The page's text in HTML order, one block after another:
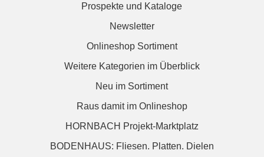
Prospekte und Kataloge
Newsletter
Onlineshop Sortiment
Weitere Kategorien im Überblick
Neu im Sortiment
Raus damit im Onlineshop
HORNBACH Projekt-Marktplatz
BODENHAUS: Fliesen. Platten. Dielen